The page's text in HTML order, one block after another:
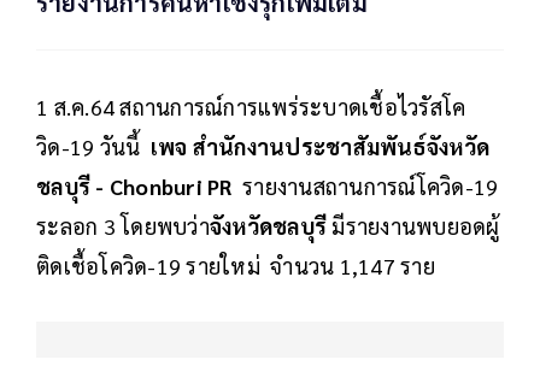
1 ส.ค.64 สถานการณ์การแพร่ระบาดเชื้อไวรัสโค
วิด-19 วันนี้ เพจ สำนักงานประชาสัมพันธ์จังหวัด
ชลบุรี - Chonburi PR รายงานสถานการณ์โควิด-19
ระลอก 3 โดยพบว่าจังหวัดชลบุรี มีรายงานพบยอดผู้
ติดเชื้อโควิด-19 รายใหม่ จำนวน 1,147 ราย